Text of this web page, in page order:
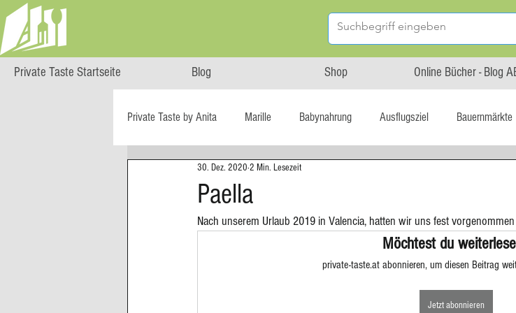
Private Taste Startseite Blog Shop Online Bücher - Blog
Private Taste by Anita Marille Babynahrung Ausflugsziel Bauernmärkte
Cooking Class HERZGENUSS
Reise-Blog Regional statt global Startup Asiatische
Paella
30. Dez. 2020 2 Min. Lesezeit
Nach unserem Urlaub 2019 in Valencia, hatten wir uns fest
Möchtest du
private-taste.at abonnieren, um diesen Beitrag
Jetzt abonnieren